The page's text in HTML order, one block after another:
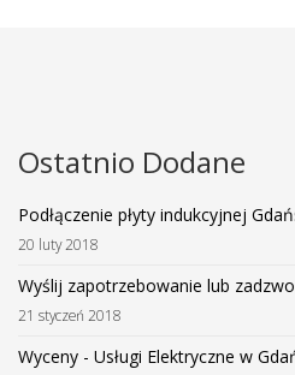
Ostatnio Dodane
Podłączenie płyty indukcyjnej
20 luty 2018
Wyślij zapotrzebowanie lub
21 styczeń 2018
Wyceny - Usługi Elektryczne w